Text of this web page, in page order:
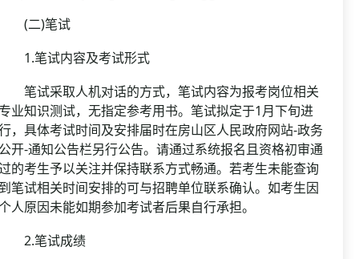
二)笔试
笔试内容及考试形式
试采取人机对话的方式，笔试内容为报考岗位相关
业知识测试，无指定参考用书。笔试拟定于1月下旬进
，具体考试时间及安排届时在房山区人民政府网站-政务
开-通知公告栏另行公告。请通过系统报名且资格初审通
的考生予以关注并保持联系方式畅通。若考生未能查询
笔试相关时间安排的可与招聘单位联系确认。如考生因
人原因未能如期参加考试者后果自行承担。
笔试成绩